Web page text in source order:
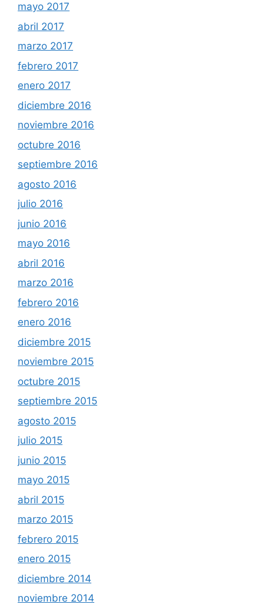
mayo 2017
abril 2017
marzo 2017
febrero 2017
enero 2017
diciembre 2016
noviembre 2016
octubre 2016
septiembre 2016
agosto 2016
julio 2016
junio 2016
mayo 2016
abril 2016
marzo 2016
febrero 2016
enero 2016
diciembre 2015
noviembre 2015
octubre 2015
septiembre 2015
agosto 2015
julio 2015
junio 2015
mayo 2015
abril 2015
marzo 2015
febrero 2015
enero 2015
diciembre 2014
noviembre 2014